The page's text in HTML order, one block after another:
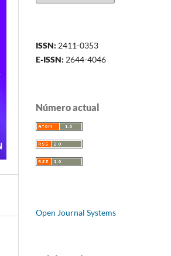
ISSN: 2411-0353
E-ISSN: 2644-4046
Número actual
Open Journal Systems